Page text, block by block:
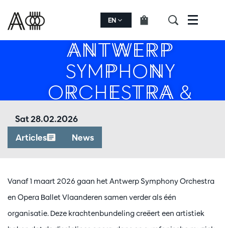
EN Menu
EEN NIEUW
HOOFDSTUK VOOR
ANTWERP
SYMPHONY
ORCHESTRA &
OPERA BALLET
VLAANDEREN
Articles News
Sat 28.02.2026
Vanaf 1 maart 2026 gaan het Antwerp Symphony Orchestra
en Opera Ballet Vlaanderen samen verder als één
organisatie. Deze krachtenbundeling creëert een artistiek